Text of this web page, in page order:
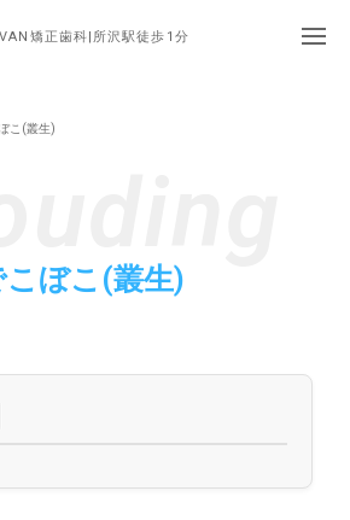
矯正歯科|所沢駅徒歩1分
こ(叢生)
こぼこ(叢生)